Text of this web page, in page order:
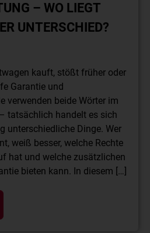
– WO LIEGT
UNTERSCHIED?
kauft, stößt früher oder
Garantie und
verwenden beide Wörter im
tatsächlich handelt es sich
unterschiedliche Dinge. Wer
weiß besser, welche Rechte
hat und welche zusätzlichen
bieten kann. In diesem […]